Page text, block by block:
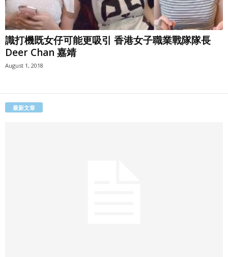
識打機既女仔可能更吸引 香港女子職業戰隊隊長
Deer Chan 嘉靖
August 1, 2018
最新文章